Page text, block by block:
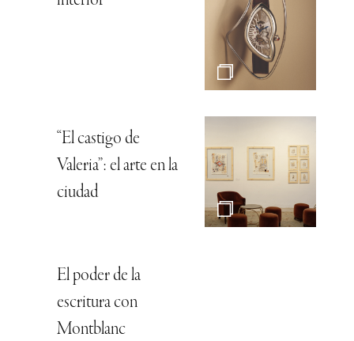
“El castigo de
Valeria”: el arte en la
ciudad
El poder de la
escritura con
Montblanc